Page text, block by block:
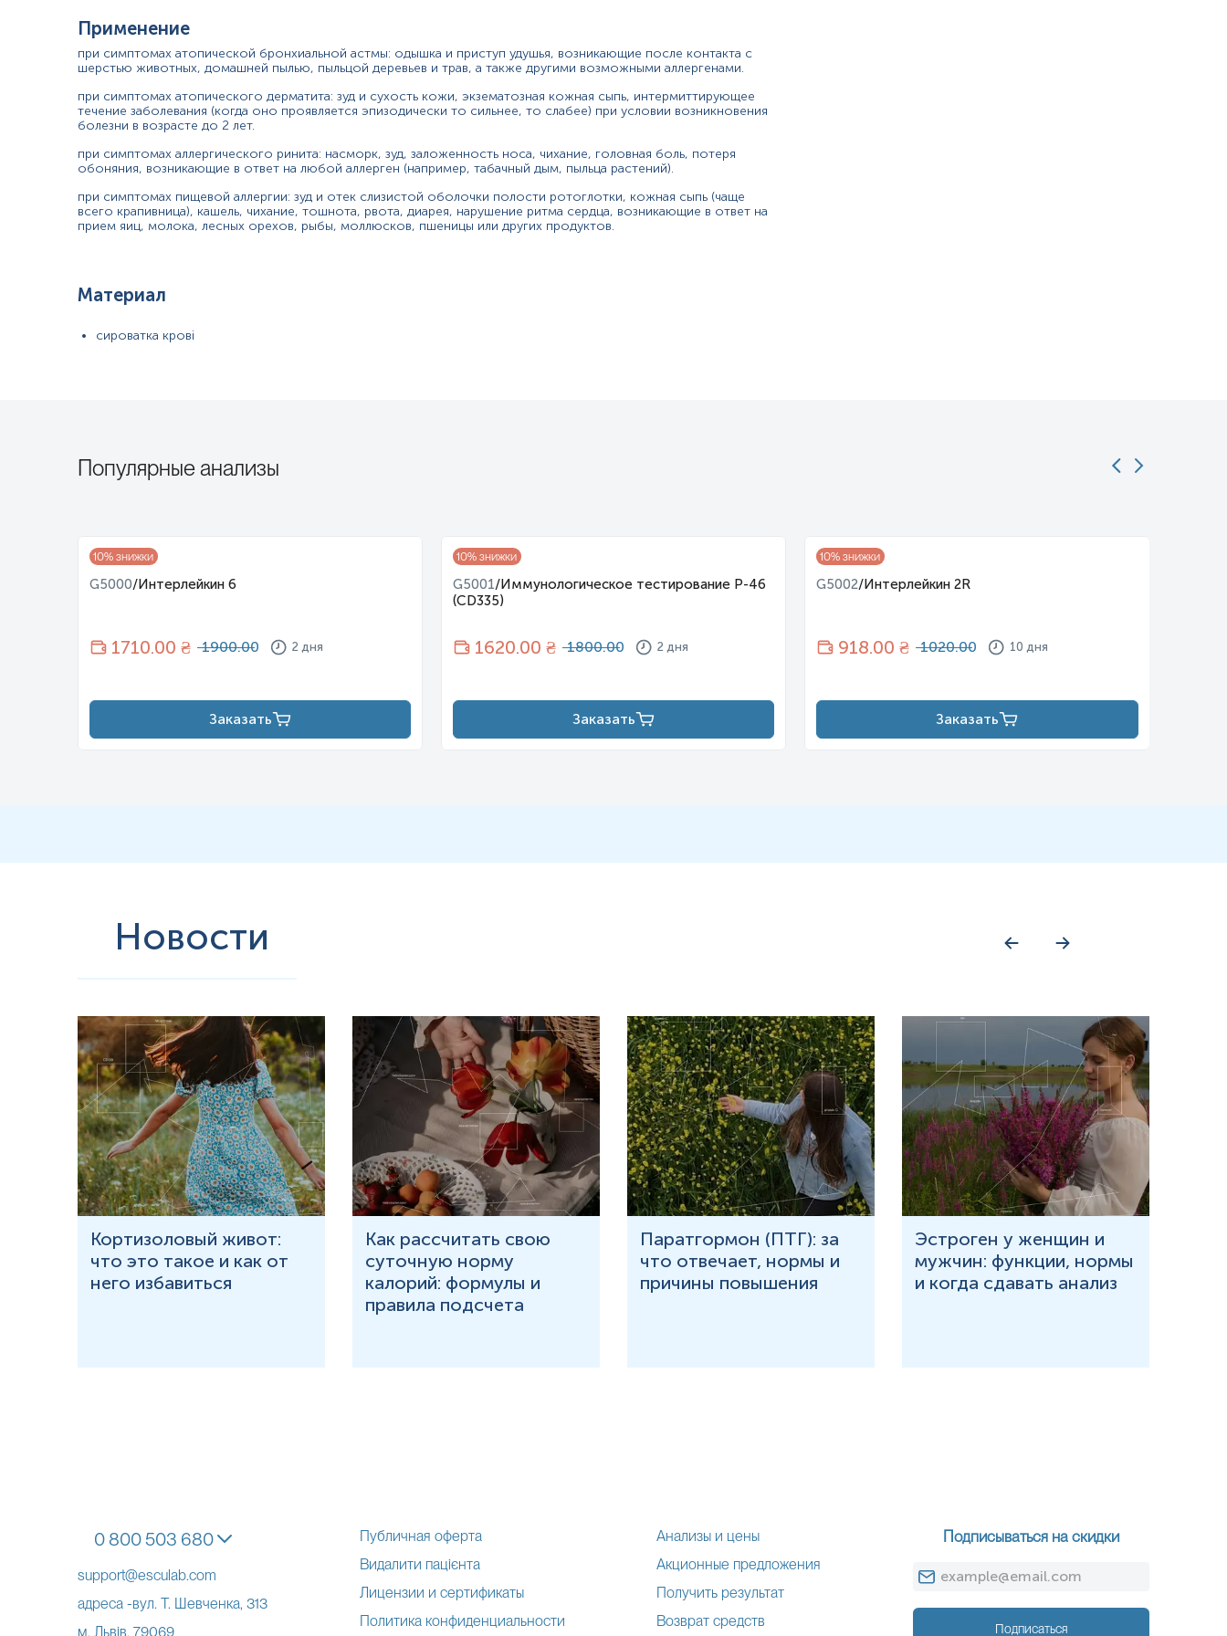
Применение
при симптомах атопической бронхиальной астмы: одышка и приступ удушья, возникающие после контакта с
шерстью животных, домашней пылью, пыльцой деревьев и трав, а также другими возможными аллергенами.
при симптомах атопического дерматита: зуд и сухость кожи, экзематозная кожная сыпь, интермиттирующее
течение заболевания (когда оно проявляется эпизодически то сильнее, то слабее) при условии возникновения
болезни в возрасте до 2 лет.
при симптомах аллергического ринита: насморк, зуд, заложенность носа, чихание, головная боль, потеря
обоняния, возникающие в ответ на любой аллерген (например, табачный дым, пыльца растений).
при симптомах пищевой аллергии: зуд и отек слизистой оболочки полости ротоглотки, кожная сыпь (чаще
всего крапивница), кашель, чихание, тошнота, рвота, диарея, нарушение ритма сердца, возникающие в ответ на
прием яиц, молока, лесных орехов, рыбы, моллюсков, пшеницы или других продуктов.
Материал
сироватка крові
Популярные анализы
10% знижки
G5000/Интерлейкин 6
1710.00 ₴ 1900.00 2 дня
Заказать
10% знижки
G5001/Иммунологическое тестирование Р-46
(CD335)
1620.00 ₴ 1800.00 2 дня
Заказать
10% знижки
G5002/Интерлейкин 2R
918.00 ₴ 1020.00 10 дня
Заказать
Новости
Кортизоловый живот:
что это такое и как от
него избавиться
Как рассчитать свою
суточную норму
калорий: формулы и
правила подсчета
Паратгормон (ПТГ): за
что отвечает, нормы и
причины повышения
Эстроген у женщин и
мужчин: функции, нормы
и когда сдавать анализ
0 800 503 680
support@esculab.com
адреса -вул. Т. Шевченка, 313
м. Львів, 79069
Публичная оферта
Видалити пацієнта
Лицензии и сертификаты
Политика конфиденциальности
Анализы и цены
Акционные предложения
Получить результат
Возврат средств
Подписываться на скидки
Подписаться